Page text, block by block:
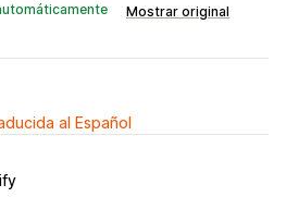
Mostrar original
al Español